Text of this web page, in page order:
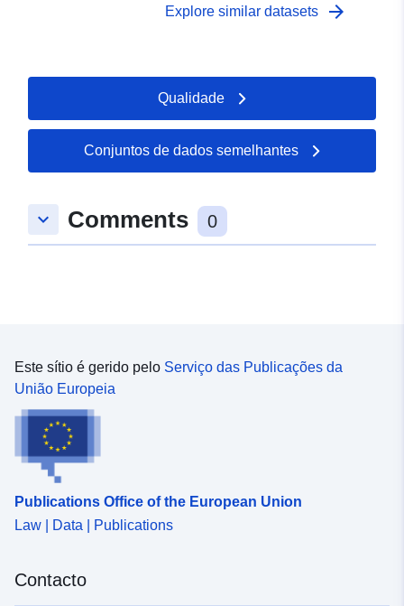
Explore similar datasets arrow_forward
Qualidade
Conjuntos de dados semelhantes
keyboard_arrow_down Comments 0
Este sítio é gerido pelo Serviço das Publicações da
União Europeia
Publications Office of the European Union
Law | Data | Publications
Contacto